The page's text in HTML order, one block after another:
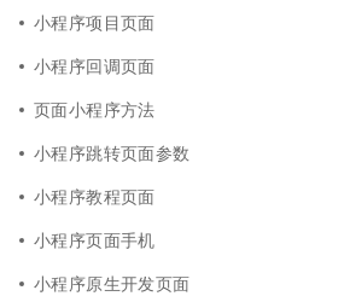
小程序项目页面
小程序回调页面
页面小程序方法
小程序跳转页面参数
小程序教程页面
小程序页面手机
小程序原生开发页面